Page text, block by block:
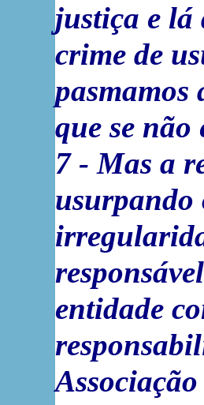
justiça e lá
crime de
pasmamos
que se não
7 - Mas a
usurpando
entidade